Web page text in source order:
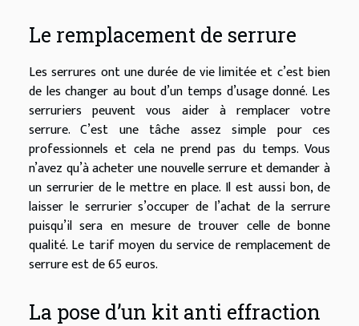
Le remplacement de serrure
Les serrures ont une durée de vie limitée et c’est bien
de les changer au bout d’un temps d’usage donné. Les
serruriers peuvent vous aider à remplacer votre
serrure. C’est une tâche assez simple pour ces
professionnels et cela ne prend pas du temps. Vous
n’avez qu’à acheter une nouvelle serrure et demander à
un serrurier de le mettre en place. Il est aussi bon, de
laisser le serrurier s’occuper de l’achat de la serrure
puisqu’il sera en mesure de trouver celle de bonne
qualité. Le tarif moyen du service de remplacement de
serrure est de 65 euros.
La pose d’un kit anti effraction